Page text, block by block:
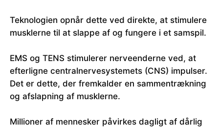
Teknologien opnår dette ved direkte, at stimulere
musklerne til at slappe af og fungere i et samspil.
EMS og TENS stimulerer nerveenderne ved, at
efterligne centralnervesystemets (CNS) impulser.
Det er dette, der fremkalder en sammentrækning
og afslapning af musklerne.
Millioner af mennesker påvirkes dagligt af dårlig